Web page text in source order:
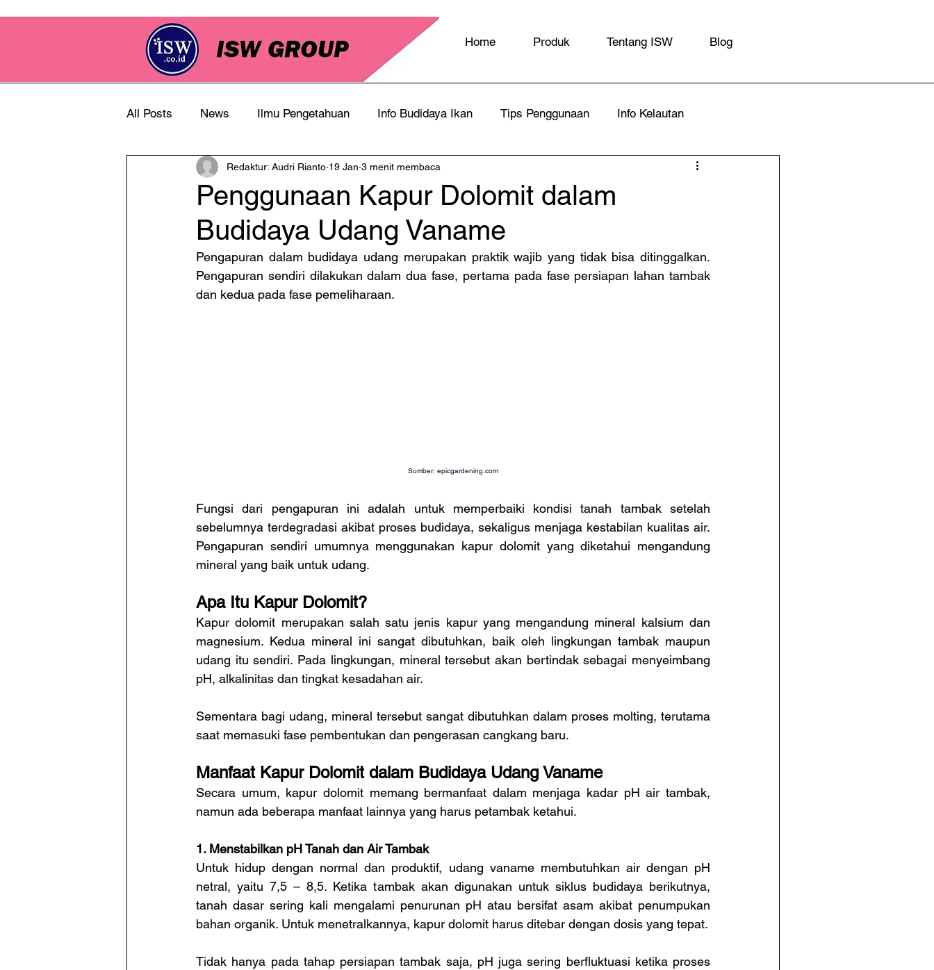
Home Produk Tentang ISW Blog
All Posts News Ilmu Pengetahuan Info Budidaya Ikan Tips Penggunaan Info Kelautan
Info Perkebunan
Penggunaan Kapur Dolomit dalam
Budidaya Udang Vaname
Redaktur: Audri Rianto 19 Jan 3 menit membaca
Pengapuran dalam budidaya udang merupakan praktik wajib yang tidak bisa ditinggalkan.
Pengapuran sendiri dilakukan dalam dua fase, pertama pada fase persiapan lahan tambak
dan kedua pada fase pemeliharaan.
Sumber: epicgardening.com
Fungsi dari pengapuran ini adalah untuk memperbaiki kondisi tanah tambak setelah
sebelumnya terdegradasi akibat proses budidaya, sekaligus menjaga kestabilan kualitas air.
Pengapuran sendiri umumnya menggunakan kapur dolomit yang diketahui mengandung
mineral yang baik untuk udang.
Apa Itu Kapur Dolomit?
Kapur dolomit merupakan salah satu jenis kapur yang mengandung mineral kalsium dan
magnesium. Kedua mineral ini sangat dibutuhkan, baik oleh lingkungan tambak maupun
udang itu sendiri. Pada lingkungan, mineral tersebut akan bertindak sebagai menyeimbang
pH, alkalinitas dan tingkat kesadahan air.
Sementara bagi udang, mineral tersebut sangat dibutuhkan dalam proses molting, terutama
saat memasuki fase pembentukan dan pengerasan cangkang baru.
Manfaat Kapur Dolomit dalam Budidaya Udang Vaname
Secara umum, kapur dolomit memang bermanfaat dalam menjaga kadar pH air tambak,
namun ada beberapa manfaat lainnya yang harus petambak ketahui.
1. Menstabilkan pH Tanah dan Air Tambak
Untuk hidup dengan normal dan produktif, udang vaname membutuhkan air dengan pH
netral, yaitu 7,5 – 8,5. Ketika tambak akan digunakan untuk siklus budidaya berikutnya,
tanah dasar sering kali mengalami penurunan pH atau bersifat asam akibat penumpukan
bahan organik. Untuk menetralkannya, kapur dolomit harus ditebar dengan dosis yang tepat.
Tidak hanya pada tahap persiapan tambak saja, pH juga sering berfluktuasi ketika proses